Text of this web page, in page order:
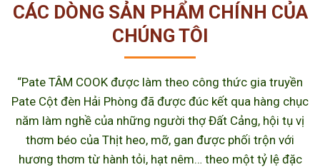
CÁC DÒNG SẢN PHẨM CHÍNH CỦA
CHÚNG TÔI
“Pate TÂM COOK được làm theo công thức gia truyền
Pate Cột đèn Hải Phòng đã được đúc kết qua hàng chục
năm làm nghề của những người thợ Đất Cảng, hội tụ vị
thơm béo của Thịt heo, mỡ, gan được phối trộn với
hương thơm từ hành tỏi, hạt nêm… theo một tỷ lệ đặc